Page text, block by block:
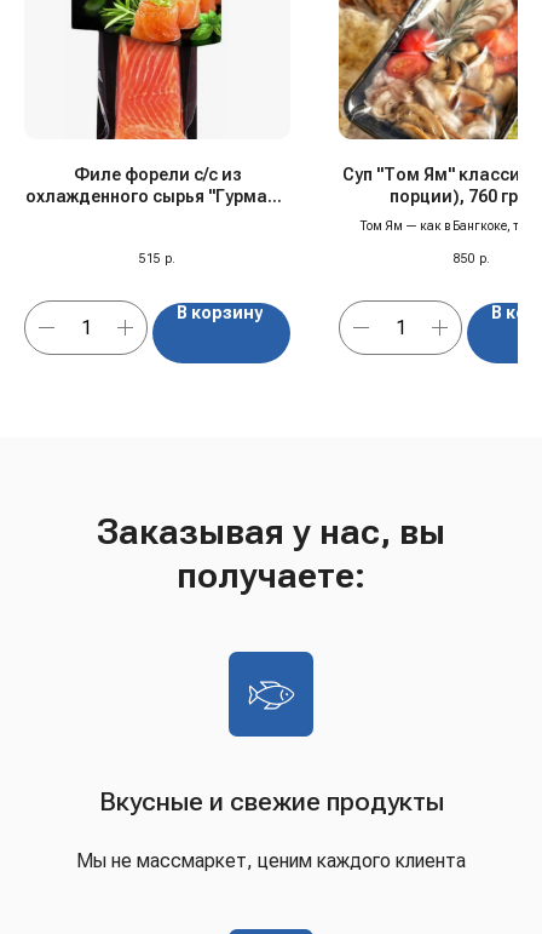
Филе форели с/с из
охлажденного сырья "Гурман",
515 р.
В корзину
Суп "Том Ям"
порции), 760 гр,
Том Ям — как в Бангкоке,
850 р.
В
Заказывая у нас, вы
получаете:
Вкусные и свежие продукты
Мы не массмаркет, ценим каждого клиента